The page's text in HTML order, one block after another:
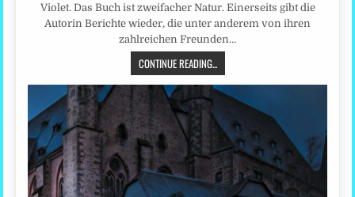
Violet. Das Buch ist zweifacher Natur. Einerseits gibt die
Autorin Berichte wieder, die unter anderem von ihren
zahlreichen Freunden…
CONTINUE READING...